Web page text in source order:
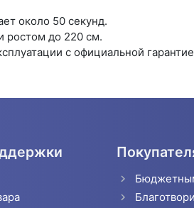
около 50 секунд.
ростом до 220 см.
с официальной